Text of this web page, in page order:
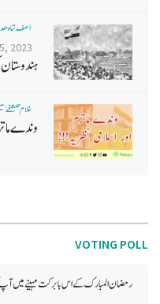
آصف شاہ
2023
غلام مصطفےٰ
وندے
VOTING POLL
رمضان المبارک کے اس بابرکت مہینے میں آپ